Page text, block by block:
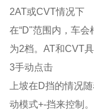
2AT或CVT情况下
在“D"范围内，车
为2档。AT和CVT
3手动点击
上坡在D挡的情况
动模式+-挡来控制。